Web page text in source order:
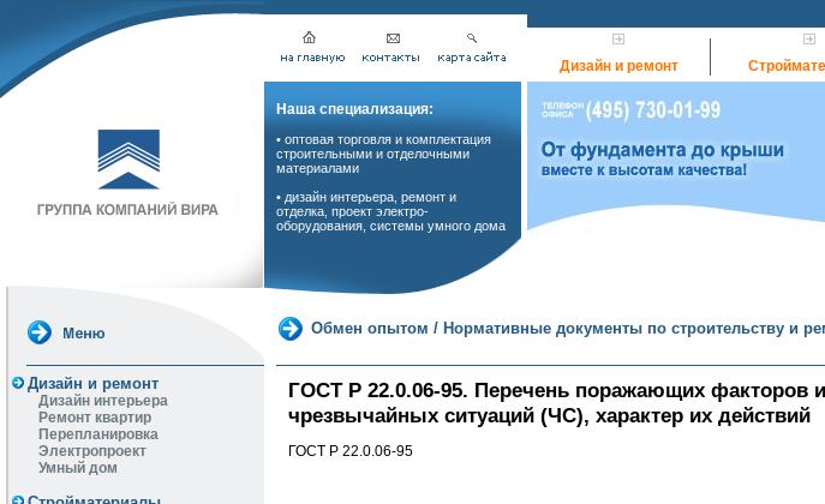
Дизайн и ремонт
Наша специализация:
• оптовая торговля и комплектация
строительными и отделочными
материалами
• дизайн интерьера, ремонт и
отделка, проект электро-
оборудования, системы умного дома
Дизайн и ремонт
Дизайн интерьера
Ремонт квартир
Перепланировка
Электропроект
Умный дом
Обмен опытом / Нормативные документы по строительству и
ГОСТ Р 22.0.06-95. Перечень поражающих факторов
чрезвычайных ситуаций (ЧС), характер их действий
ГОСТ Р 22.0.06-95